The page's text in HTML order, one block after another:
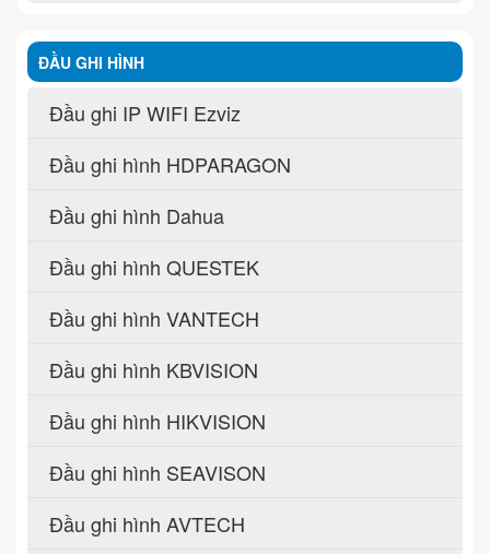
ĐẦU GHI HÌNH
Đầu ghi IP WIFI Ezviz
Đầu ghi hình HDPARAGON
Đầu ghi hình Dahua
Đầu ghi hình QUESTEK
Đầu ghi hình VANTECH
Đầu ghi hình KBVISION
Đầu ghi hình HIKVISION
Đầu ghi hình SEAVISON
Đầu ghi hình AVTECH